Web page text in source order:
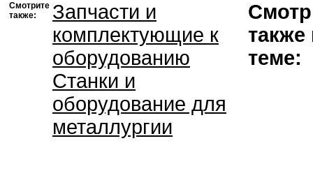
Смотрите
также:
Запчасти и
комплектующие к
оборудованию
Станки и
оборудование для
металлургии
также
теме: